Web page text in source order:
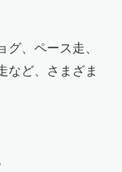
、ペース走、
など、さまざま